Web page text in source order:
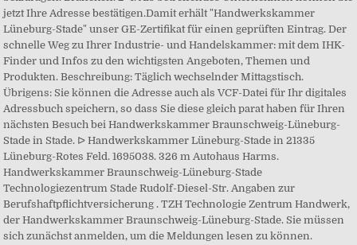
jetzt Ihre Adresse bestätigen.Damit erhält "Handwerkskammer
Lüneburg-Stade" unser GE-Zertifikat für einen geprüften Eintrag. Der
schnelle Weg zu Ihrer Industrie- und Handelskammer: mit dem IHK-
Finder und Infos zu den wichtigsten Angeboten, Themen und
Produkten. Beschreibung: Täglich wechselnder Mittagstisch.
Übrigens: Sie können die Adresse auch als VCF-Datei für Ihr digitales
Adressbuch speichern, so dass Sie diese gleich parat haben für Ihren
nächsten Besuch bei Handwerkskammer Braunschweig-Lüneburg-
Stade in Stade. ᐅ Handwerkskammer Lüneburg-Stade in 21335
Lüneburg-Rotes Feld. 1695038. 326 m Autohaus Harms.
Handwerkskammer Braunschweig-Lüneburg-Stade
Technologiezentrum Stade Rudolf-Diesel-Str. Angaben zur
Berufshaftpflichtversicherung . TZH Technologie Zentrum Handwerk,
der Handwerkskammer Braunschweig-Lüneburg-Stade. Sie müssen
sich zunächst anmelden, um die Meldungen lesen zu können.